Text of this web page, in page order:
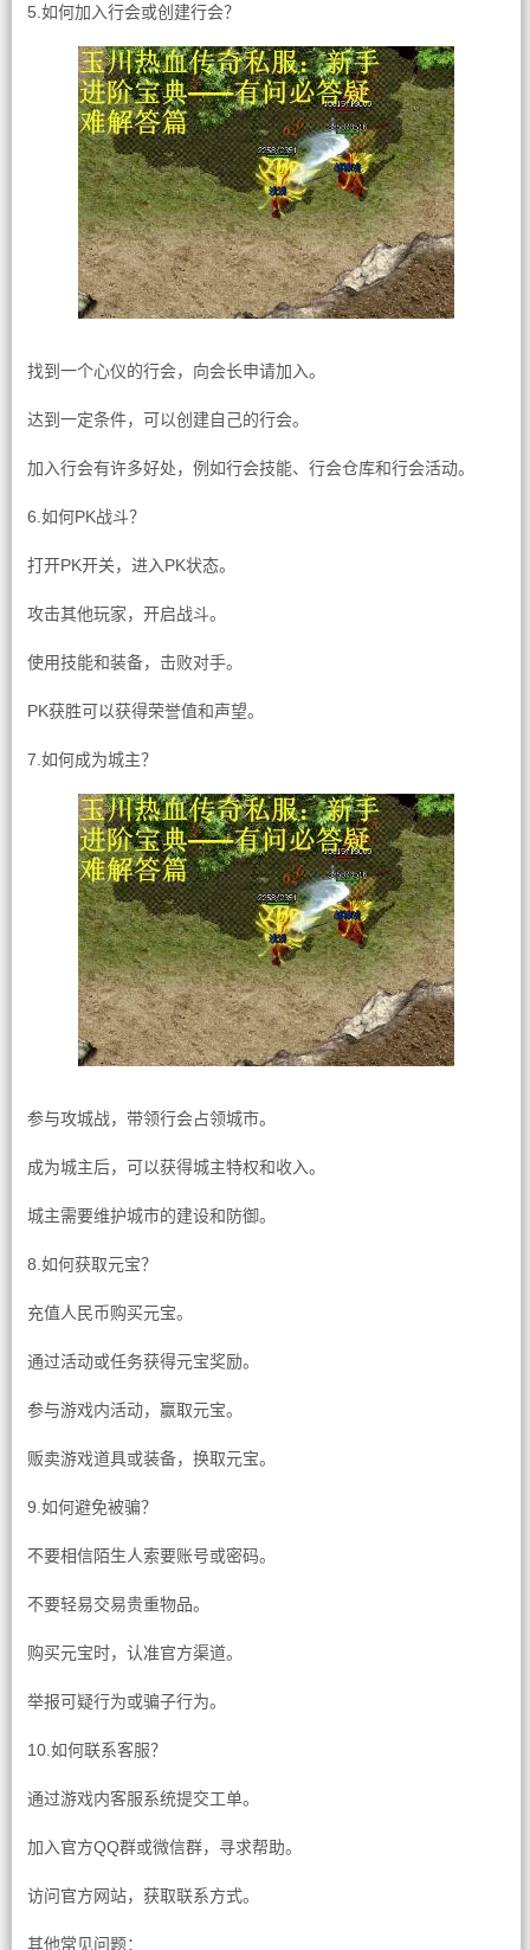
5.如何加入行会或创建行会？
找到一个心仪的行会，向会长申请加入。
达到一定条件，可以创建自己的行会。
加入行会有许多好处，例如行会技能、行会仓库和行会活动。
6.如何PK战斗？
打开PK开关，进入PK状态。
攻击其他玩家，开启战斗。
使用技能和装备，击败对手。
PK获胜可以获得荣誉值和声望。
7.如何成为城主？
参与攻城战，带领行会占领城市。
成为城主后，可以获得城主特权和收入。
城主需要维护城市的建设和防御。
8.如何获取元宝？
充值人民币购买元宝。
通过活动或任务获得元宝奖励。
参与游戏内活动，赢取元宝。
贩卖游戏道具或装备，换取元宝。
9.如何避免被骗？
不要相信陌生人索要账号或密码。
不要轻易交易贵重物品。
购买元宝时，认准官方渠道。
举报可疑行为或骗子行为。
10.如何联系客服？
通过游戏内客服系统提交工单。
加入官方QQ群或微信群，寻求帮助。
访问官方网站，获取联系方式。
其他常见问题：